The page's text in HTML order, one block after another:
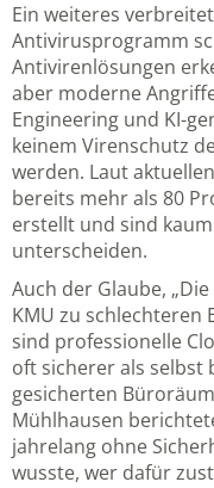
Ein weiteres
Antivirusprogramm
Antivirenlösungen
aber moderne
Engineering und KI-
keinem Virenschutz
werden. Laut
bereits mehr als 80
erstellt und sind
unterscheiden.
Auch der Glaube,
KMU zu schlechteren
sind professionelle
oft sicherer als selbst
gesicherten
Mühlhausen
jahrelang ohne
wusste, wer dafür